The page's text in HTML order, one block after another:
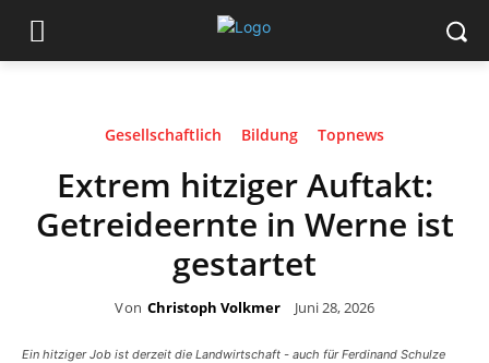
Gesellschaftlich Bildung Topnews
Extrem hitziger Auftakt:
Getreideernte in Werne ist
gestartet
Von Christoph Volkmer Juni 28, 2026
Ein hitziger Job ist derzeit die Landwirtschaft - auch für Ferdinand Schulze